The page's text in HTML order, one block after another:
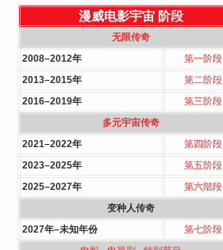
漫威电影宇宙 阶段
无限传奇
2008–2012年
第一阶段
2013–2015年
第二阶段
2016–2019年
第三阶段
多元宇宙传奇
2021–2022年
第四阶段
2023–2025年
第五阶段
2025–2027年
第六階段
变种人传奇
2027年–未知年份
第七阶段